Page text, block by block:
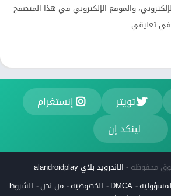
والموقع الإلكتروني في هذا المتصفح
في تعليقي.
تويتر
إنستغرام
لينكد إن
الاندرويد بلاي alandroidplay
DMCA الخصوصية من نحن الشروط